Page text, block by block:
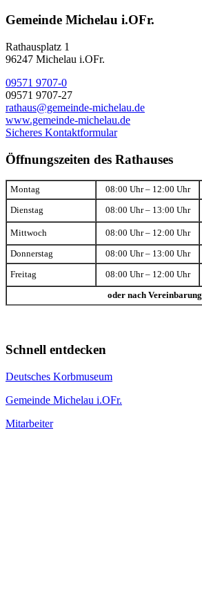
Gemeinde Michelau i.OFr.
Rathausplatz 1
96247 Michelau i.OFr.
09571 9707-0
09571 9707-27
rathaus@gemeinde-michelau.de
www.gemeinde-michelau.de
Sicheres Kontaktformular
Öffnungszeiten des Rathauses
Montag 08:00 Uhr – 12:00 Uhr
Dienstag 08:00 Uhr – 13:00 Uhr
Mittwoch 08:00 Uhr – 12:00 Uhr
Donnerstag 08:00 Uhr – 13:00 Uhr
Freitag 08:00 Uhr – 12:00 Uhr
oder nach Vereinbarung
Schnell entdecken
Deutsches Korbmuseum
Gemeinde Michelau i.OFr.
Mitarbeiter